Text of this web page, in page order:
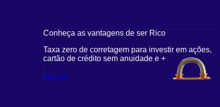
Conheça as vantagens de ser Rico
Taxa zero de corretagem para investir em ações,
cartão de crédito sem anuidade e +
Saiba mais